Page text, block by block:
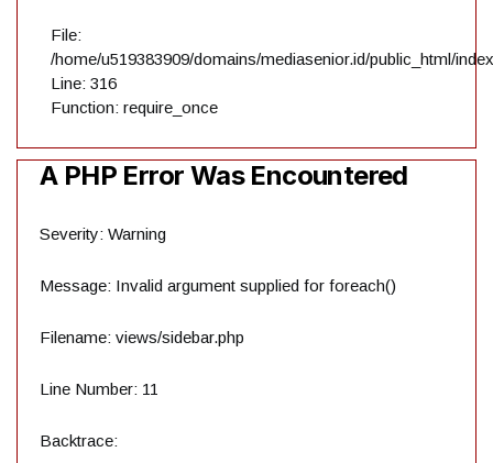
File:
/home/u519383909/domains/mediasenior.id/public_html/
Line: 316
Function: require_once
A PHP Error Was Encountered
Severity: Warning
Message: Invalid argument supplied for foreach()
Filename: views/sidebar.php
Line Number: 11
Backtrace: